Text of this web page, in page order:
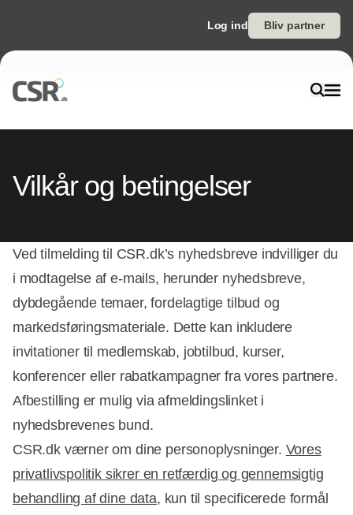
Log ind Bliv partner
Vilkår og betingelser
Ved tilmelding til CSR.dk’s nyhedsbreve indvilliger du
i modtagelse af e-mails, herunder nyhedsbreve,
dybdegående temaer, fordelagtige tilbud og
markedsføringsmateriale. Dette kan inkludere
invitationer til medlemskab, jobtilbud, kurser,
konferencer eller rabatkampagner fra vores partnere.
Afbestilling er mulig via afmeldingslinket i
nyhedsbrevenes bund.
CSR.dk værner om dine personoplysninger. Vores
privatlivspolitik sikrer en retfærdig og gennemsigtig
behandling af dine data, kun til specificerede formål